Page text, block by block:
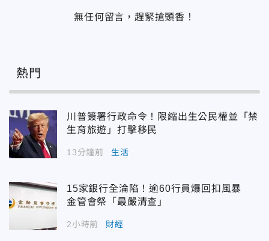
無任何留言，趕緊搶頭香！
熱門
川普簽署行政命令！限縮出生公民權並「禁
生育旅遊」打擊移民
13分鐘前 生活
15家銀行全淪陷！逾60行員爆回扣風暴
金管會祭「最嚴清查」
2小時前 財經